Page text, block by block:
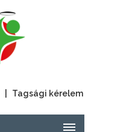
Tagsági kérelem